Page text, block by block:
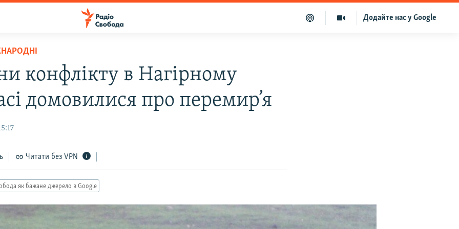
Додайте нас у Google
конфлікту в Нагірному
домовилися про перемир’я
Читати без VPN
як бажане джерело в Google